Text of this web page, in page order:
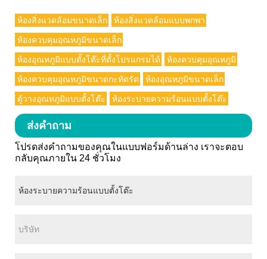
ห้องสิ่งแวดล้อมขนาดเล็ก ห้องสิ่งแวดล้อมแบบพกพา
ห้องควบคุมอุณหภูมิขนาดเล็ก
ห้องอุณหภูมิแบบตั้งโต๊ะที่ตั้งโปรแกรมได้ ห้องควบคุมอุณหภูมิ
ห้องควบคุมอุณหภูมิขนาดกะทัดรัด ห้องอุณหภูมิขนาดเล็ก
ตู้วางอุณหภูมิแบบตั้งโต๊ะ ห้องระบายความร้อนแบบตั้งโต๊ะ
ส่งคำถาม
โปรดส่งคำถามของคุณในแบบฟอร์มด้านล่าง เราจะตอบ
กลับคุณภายใน 24 ชั่วโมง